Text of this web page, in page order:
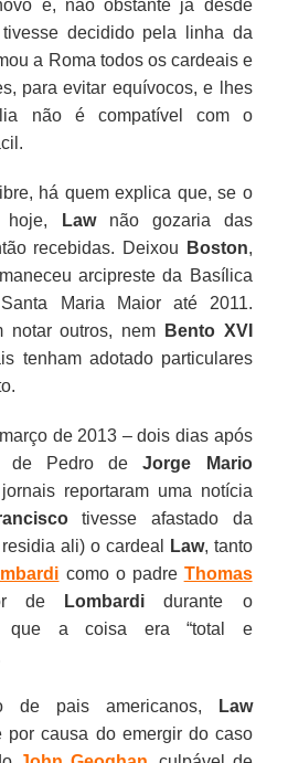
e, não obstante já desde
decidido pela linha da
a Roma todos os cardeais e
para evitar equívocos, e lhes
não é compatível com o
há quem explica que, se o
Lawnão gozaria das
recebidas. Deixou
Boston,
arcipreste da Basílica
Maria Maior até 2011.
notar outros, nem
Bento XVI
tenham adotado particulares
de 2013 – dois dias após
de Pedro deJorge Mario
reportaram uma notícia
tivesse afastado da
ali) o cardeal
Law, tanto
como o padre Thomas
de Lombardi durante o
que a coisa era “total e
de pais americanos, Law
por causa do emergir do caso